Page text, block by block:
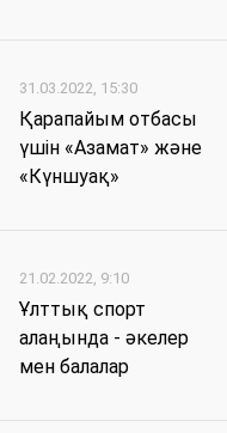
31.03.2022, 15:30
Қарапайым отбасы
үшін «Азамат» және
«Күншуақ»
21.02.2022, 9:10
Ұлттық спорт
алаңында - әкелер
мен балалар